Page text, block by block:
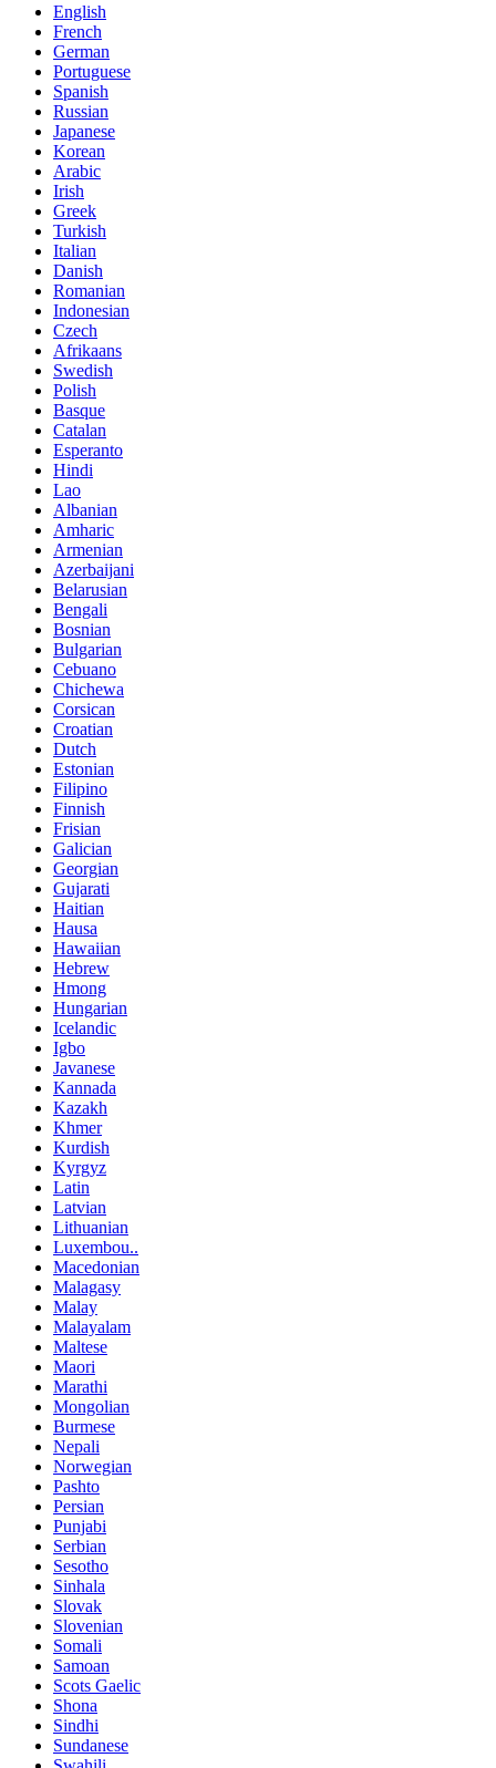
English
French
German
Portuguese
Spanish
Russian
Japanese
Korean
Arabic
Irish
Greek
Turkish
Italian
Danish
Romanian
Indonesian
Czech
Afrikaans
Swedish
Polish
Basque
Catalan
Esperanto
Hindi
Lao
Albanian
Amharic
Armenian
Azerbaijani
Belarusian
Bengali
Bosnian
Bulgarian
Cebuano
Chichewa
Corsican
Croatian
Dutch
Estonian
Filipino
Finnish
Frisian
Galician
Georgian
Gujarati
Haitian
Hausa
Hawaiian
Hebrew
Hmong
Hungarian
Icelandic
Igbo
Javanese
Kannada
Kazakh
Khmer
Kurdish
Kyrgyz
Latin
Latvian
Lithuanian
Luxembou..
Macedonian
Malagasy
Malay
Malayalam
Maltese
Maori
Marathi
Mongolian
Burmese
Nepali
Norwegian
Pashto
Persian
Punjabi
Serbian
Sesotho
Sinhala
Slovak
Slovenian
Somali
Samoan
Scots Gaelic
Shona
Sindhi
Sundanese